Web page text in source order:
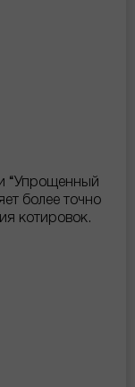
“Упрощенный
более точно
котировок.